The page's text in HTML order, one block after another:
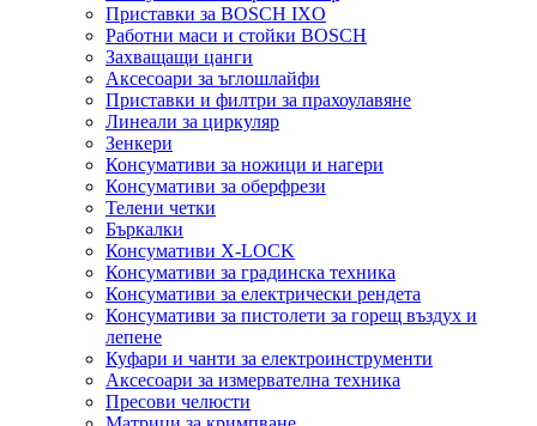
Приставки за BOSCH IXO
Работни маси и стойки BOSCH
Захващащи цанги
Аксесоари за ъглошлайфи
Приставки и филтри за прахоулавяне
Линеали за циркуляр
Зенкери
Консумативи за ножици и нагери
Консумативи за оберфрези
Телени четки
Бъркалки
Консумативи X-LOCK
Консумативи за градинска техника
Консумативи за електрически рендета
Консумативи за пистолети за горещ въздух и
лепене
Куфари и чанти за електроинструменти
Аксесоари за измервателна техника
Пресови челюсти